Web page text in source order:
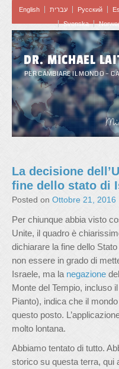
English עברית Pусский
Svenska
DR. MICHAEL
PER CAMBIARE IL MONDO –
La decisione
fine dello stato di
Posted on Ottobre 21, 2016
Per chiunque abbia visto
Unite, il quadro è
dichiarare la fine dello
non essere in grado di
Israele, ma la negazione
Monte del Tempio, incluso
Pianto), indica che il
questo posto.
molto lontana.
Abbiamo tentato di tutto.
storico su questa terra, qui